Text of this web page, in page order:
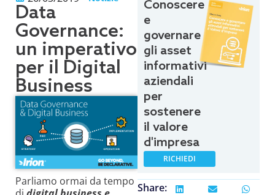
Data
Governance:
un imperativo
per il Digital
Business
Parliamo ormai da tempo Share:
Conoscere
e
governare
gli asset
informativi
aziendali
per
sostenere
il valore
d'impresa
RICHIEDI